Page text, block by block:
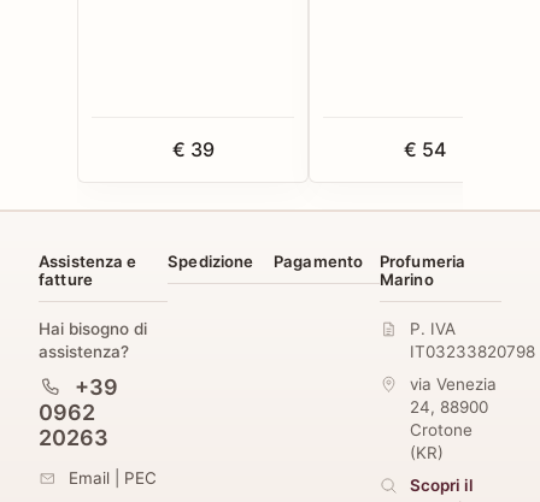
€ 39 € 54
Assistenza e
fatture
Hai bisogno di
assistenza?
+39
0962
20263
Email
PEC
Spedizione Pagamento
Profumeria
Marino
P. IVA
IT03233820798
via Venezia
24, 88900
Crotone
(KR)
Scopri il